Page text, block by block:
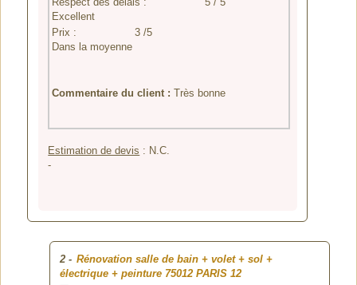
Respect des délais :
5 / 5
Excellent
Prix :
3 /5
Dans la moyenne
Commentaire du client : Très bonne
Estimation de devis : N.C.
-
2 - Rénovation salle de bain + volet + sol +
électrique + peinture 75012 PARIS 12